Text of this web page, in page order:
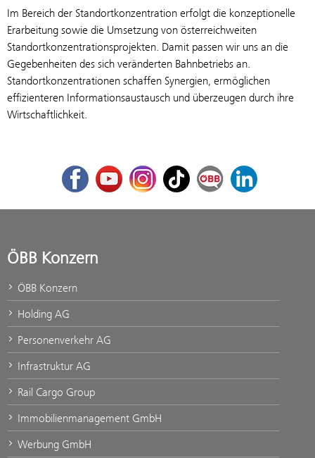
Im Bereich der Standortkonzentration erfolgt die konzeptionelle
Erarbeitung sowie die Umsetzung von österreichweiten
Standortkonzentrationsprojekten. Damit passen wir uns an die
Gegebenheiten des sich veränderten Bahnbetriebs an.
Standortkonzentrationen schaffen Synergien, ermöglichen
effizienteren Informationsaustausch und überzeugen durch ihre
Wirtschaftlichkeit.
FacebookYoutubeInstagram
TikTok ÖBB Corporate Blog
LinkedIn
ÖBB Konzern
ÖBB Konzern
Holding AG
Personenverkehr AG
Infrastruktur AG
Rail Cargo Group
Immobilienmanagement GmbH
Werbung GmbH